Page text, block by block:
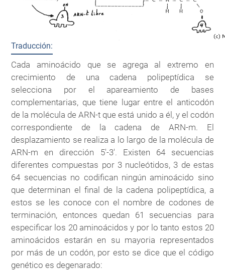
Traducción:
Cada aminoácido que se agrega al extremo en
crecimiento de una cadena polipeptídica se
selecciona por el apareamiento de bases
complementarias, que tiene lugar entre el anticodón
de la molécula de ARN-t que está unido a él, y el codón
correspondiente de la cadena de ARN-m. El
desplazamiento se realiza a lo largo de la molécula de
ARN-m en dirección 5'-3'. Existen 64 secuencias
diferentes compuestas por 3 nucleótidos, 3 de estas
64 secuencias no codifican ningún aminoácido sino
que determinan el final de la cadena polipeptídica, a
estos se les conoce con el nombre de codones de
terminación, entonces quedan 61 secuencias para
especificar los 20 aminoácidos y por lo tanto estos 20
aminoácidos estarán en su mayoria representados
por más de un codón, por esto se dice que el código
genético es degenarado: